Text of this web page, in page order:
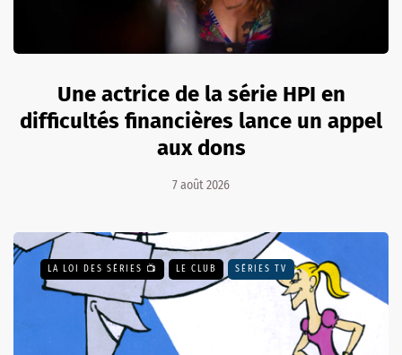
Une actrice de la série HPI en
difficultés financières lance un appel
aux dons
7 août 2026
LA LOI DES SÉRIES 📺 LE CLUB SÉRIES TV